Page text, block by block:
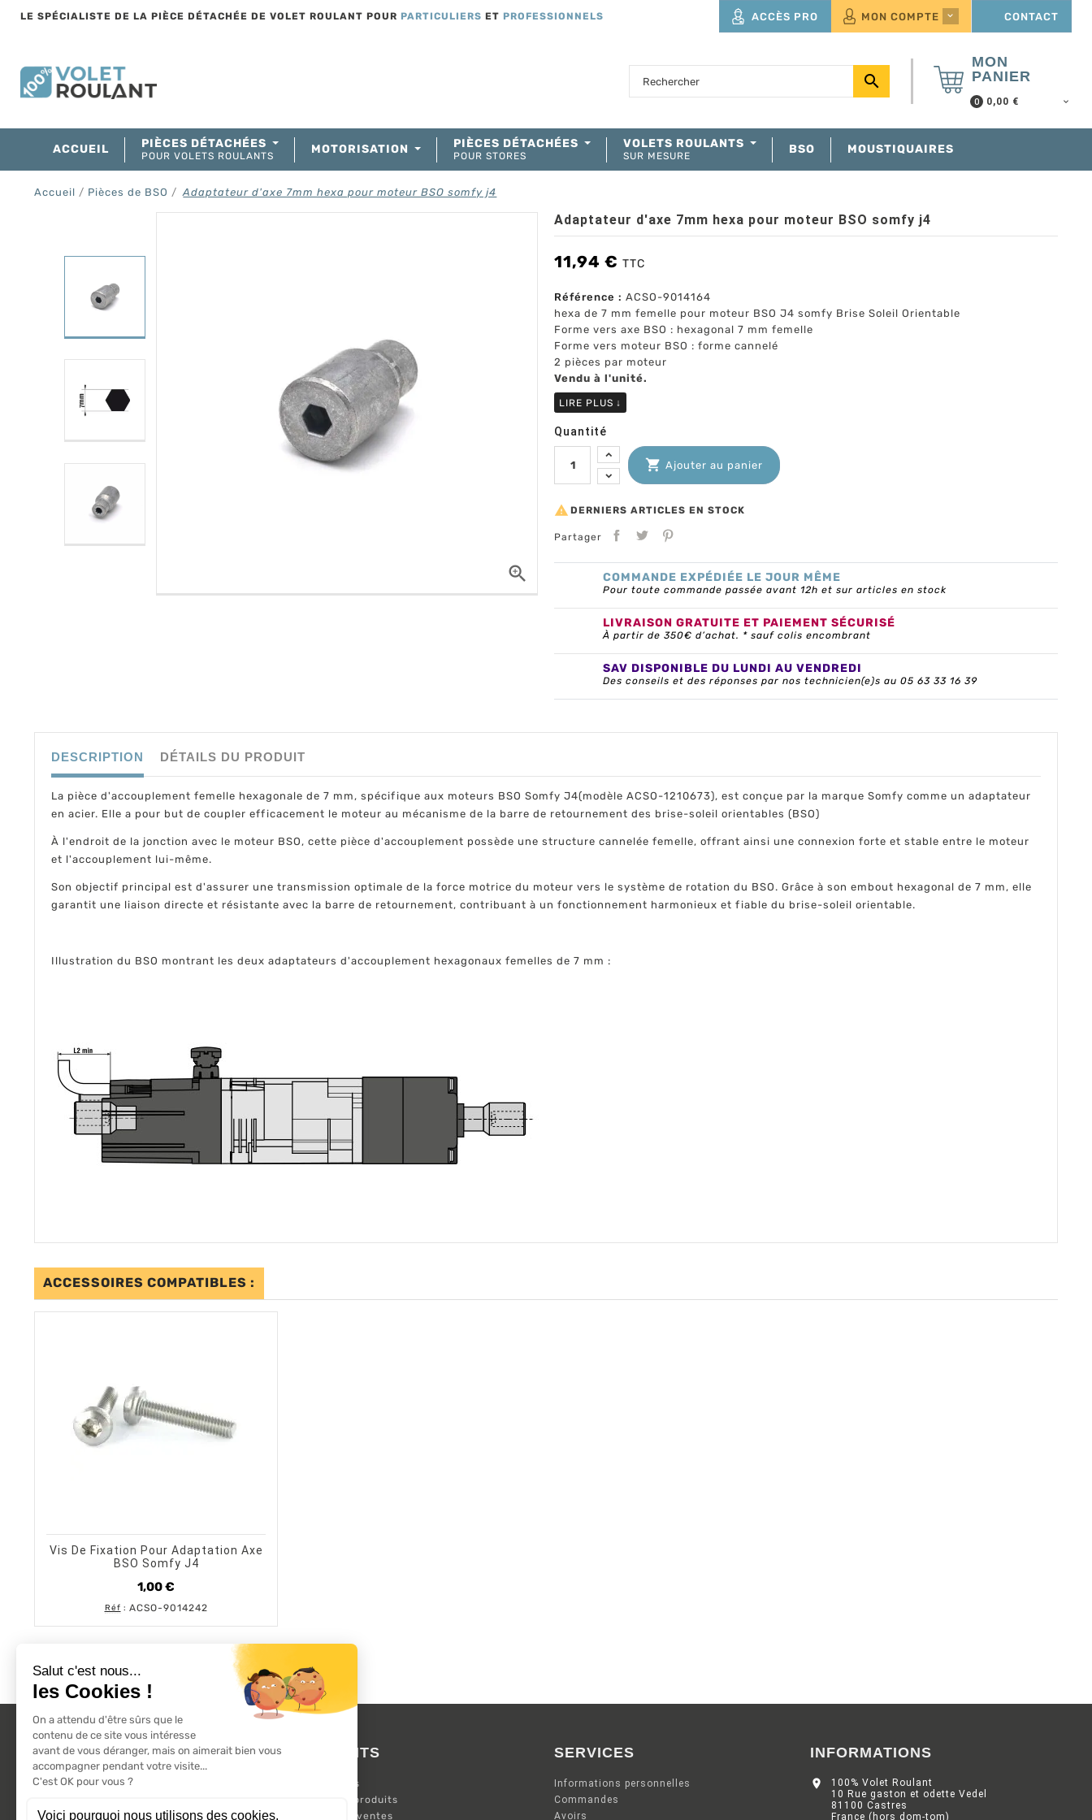
LE SPÉCIALISTE DE LA PIÈCE DÉTACHÉE DE VOLET ROULANT POUR PARTICULIERS ET PROFESSIONNELS ACCÈS PRO MON COMPTE  CONTACT

MON
PANIER
0 0,00 €
ACCUEIL PIÈCES DÉTACHÉES
POUR VOLETS ROULANTS MOTORISATION PIÈCES DÉTACHÉES
POUR STORES
VOLETS ROULANTS
SUR MESURE BSO MOUSTIQUAIRES
Accueil Pièces de BSO Adaptateur d'axe 7mm hexa pour moteur BSO somfy j4

Adaptateur d'axe 7mm hexa pour moteur BSO somfy j4
11,94 € TTC
Référence : ACSO-9014164
hexa de 7 mm femelle pour moteur BSO J4 somfy Brise Soleil Orientable
Forme vers axe BSO : hexagonal 7 mm femelle
Forme vers moteur BSO : forme cannelé
2 pièces par moteur
Vendu à l'unité.
LIRE PLUS ↓
Quantité
 Ajouter au panier
 DERNIERS ARTICLES EN STOCK
Partager
COMMANDE EXPÉDIÉE LE JOUR MÊME
Pour toute commande passée avant 12h et sur articles en stock
LIVRAISON GRATUITE ET PAIEMENT SÉCURISÉ
À partir de 350€ d’achat. * sauf colis encombrant
SAV DISPONIBLE DU LUNDI AU VENDREDI
Des conseils et des réponses par nos technicien(e)s au 05 63 33 16 39
DESCRIPTION DÉTAILS DU PRODUIT
La pièce d'accouplement femelle hexagonale de 7 mm, spécifique aux moteurs BSO Somfy J4(modèle ACSO-1210673), est conçue par la marque Somfy comme un adaptateur
en acier. Elle a pour but de coupler efficacement le moteur au mécanisme de la barre de retournement des brise-soleil orientables (BSO)
À l'endroit de la jonction avec le moteur BSO, cette pièce d'accouplement possède une structure cannelée femelle, offrant ainsi une connexion forte et stable entre le moteur
et l'accouplement lui-même.
Son objectif principal est d'assurer une transmission optimale de la force motrice du moteur vers le système de rotation du BSO. Grâce à son embout hexagonal de 7 mm, elle
garantit une liaison directe et résistante avec la barre de retournement, contribuant à un fonctionnement harmonieux et fiable du brise-soleil orientable.
Illustration du BSO montrant les deux adaptateurs d'accouplement hexagonaux femelles de 7 mm :
ACCESSOIRES COMPATIBLES :
Vis De Fixation Pour Adaptation Axe
BSO Somfy J4
1,00 €
Prix
Réf : ACSO-9014242
L'ACTU 100%
VOLET ROULANT
Suivez-nous sur les réseaux sociaux.
PRODUITS
Promotions
Nouveaux produits
Meilleures ventes
SERVICES
Informations personnelles
Commandes
Avoirs
INFORMATIONS

100% Volet Roulant
10 Rue gaston et odette Vedel
81100 Castres
France (hors dom-tom)